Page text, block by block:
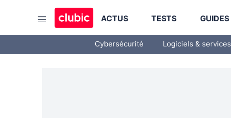
ACTUS TESTS GUIDES
Cybersécurité Logiciels & services